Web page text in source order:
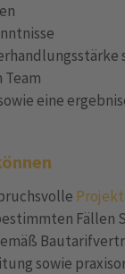
Team
eine
Fällen
sowie